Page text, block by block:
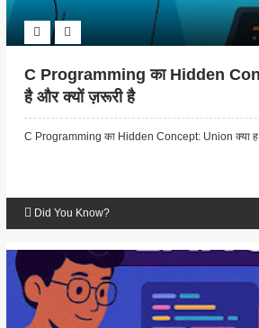
C Programming का Hidden
है और क्यों ज़रूरी है
C Programming का Hidden Concept: Union क्या
Did You Know?